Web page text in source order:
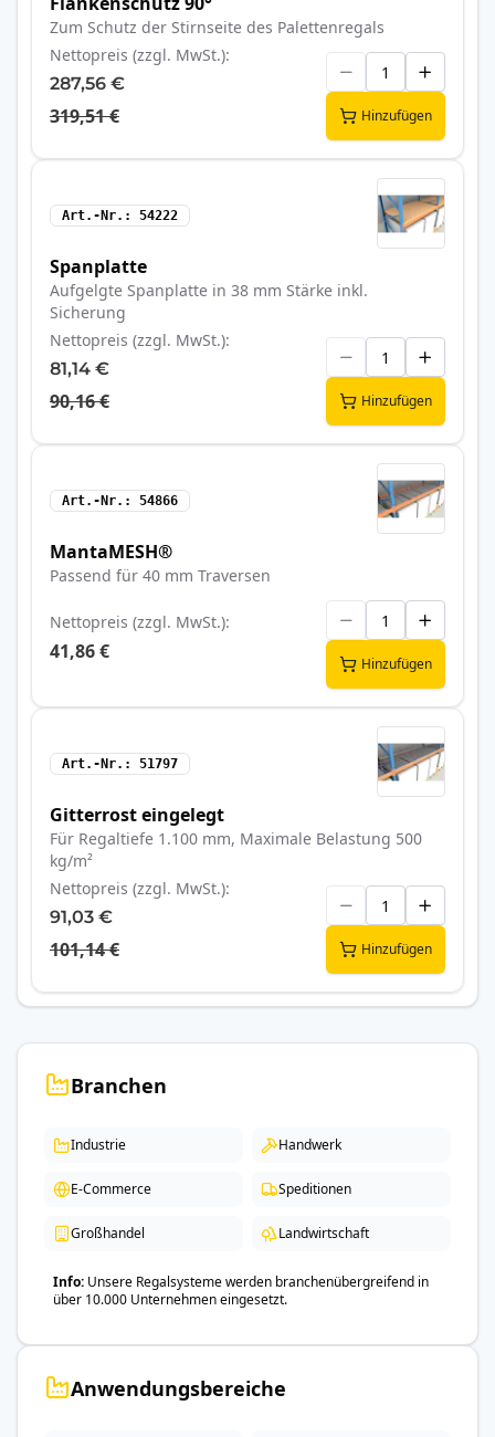
Zum Schutz der Stirnseite des Palettenregals
Nettopreis (zzgl. MwSt.)
287,56 €
319,51 € Hinzufügen
Art.-Nr. 54222
Spanplatte
Aufgelgte Spanplatte in 38 mm Stärke inkl.
Sicherung
Nettopreis (zzgl. MwSt.)
81,14 €
90,16 € Hinzufügen
Art.-Nr. 54866
MantaMESH®
Passend für 40 mm Traversen
Nettopreis (zzgl. MwSt.)
41,86 €
Hinzufügen
Art.-Nr. 51797
Gitterrost eingelegt
Für Regaltiefe 1.100 mm, Maximale Belastung 500
kg/m²
Nettopreis (zzgl. MwSt.)
91,03 €
101,14 € Hinzufügen
Branchen
Industrie Handwerk
E-Commerce Speditionen
Großhandel Landwirtschaft
Info Unsere Regalsysteme werden branchenübergreifend in
über 10.000 Unternehmen eingesetzt.
Anwendungsbereiche